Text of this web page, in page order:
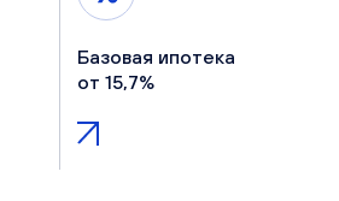
Базовая ипотека
от 15,7%